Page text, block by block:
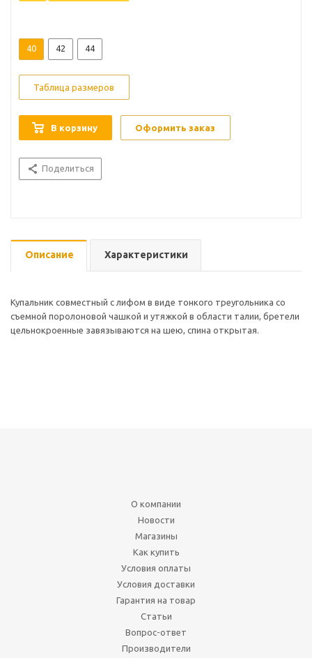
40 42 44
Таблица размеров
В корзину Оформить заказ
Поделиться
Описание Характеристики
Купальник совместный с лифом в виде тонкого треугольника со
съемной поролоновой чашкой и утяжкой в области талии, бретели
цельнокроенные завязываются на шею, спина открытая.
О компании
Новости
Магазины
Как купить
Условия оплаты
Условия доставки
Гарантия на товар
Статьи
Вопрос-ответ
Производители